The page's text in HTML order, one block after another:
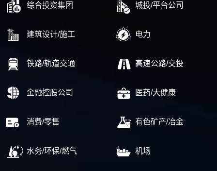
综合投资集团 城投/平台公司
建筑设计/施工 电力
铁路/轨道交通 高速公路/交投
金融控股公司 医药/大健康
消费/零售 有色矿产/冶金
水务/环保/燃气 机场